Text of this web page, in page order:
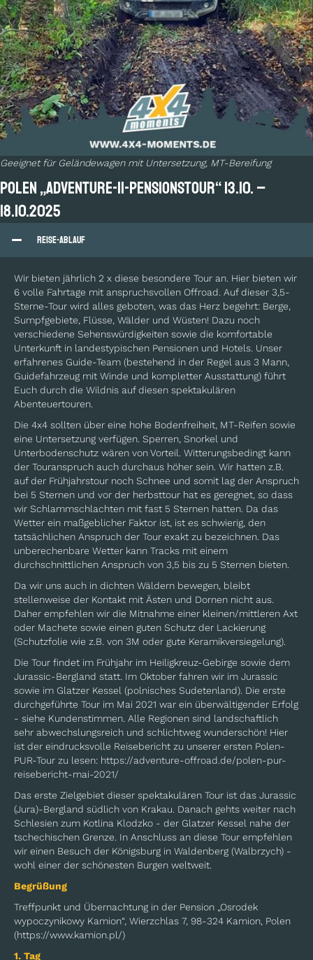
POLEN „Adventure-II-Pensionstour“ 13.10. –
18.10.2025
Reise-Ablauf
Wir bieten jährlich 2 x diese besondere Tour an. Hier bieten wir
6 volle Fahrtage mit anspruchsvollen Offroad. Auf dieser 3,5-
Sterne-Tour wird alles geboten, was das Herz begehrt: Berge,
Sumpfgebiete, Flüsse, Wälder und Wüsten! Dazu noch
verschiedene Sehenswürdigkeiten sowie die komfortable
Unterkunft in landestypischen Pensionen und Hotels. Unser
erfahrenes Guide-Team (bestehend in der Regel aus 3 Mann,
Guidefahrzeug mit Winde und kompletter Ausstattung) führt
Euch durch die Wildnis auf diesen spektakulären
Abenteuertouren.
Die 4x4 sollten über eine hohe Bodenfreiheit, MT-Reifen sowie
eine Untersetzung verfügen. Sperren, Snorkel und
Unterbodenschutz wären von Vorteil. Witterungsbedingt kann
der Touranspruch auch durchaus höher sein. Wir hatten z.B.
auf der Frühjahrstour noch Schnee und somit lag der Anspruch
bei 5 Sternen und vor der herbsttour hat es geregnet, so dass
wir Schlammschlachten mit fast 5 Sternen hatten. Da das
Wetter ein maßgeblicher Faktor ist, ist es schwierig, den
tatsächlichen Anspruch der Tour exakt zu bezeichnen. Das
unberechenbare Wetter kann Tracks mit einem
durchschnittlichen Anspruch von 3,5 bis zu 5 Sternen bieten.
Da wir uns auch in dichten Wäldern bewegen, bleibt
stellenweise der Kontakt mit Ästen und Dornen nicht aus.
Daher empfehlen wir die Mitnahme einer kleinen/mittleren Axt
oder Machete sowie einen guten Schutz der Lackierung
(Schutzfolie wie z.B. von 3M oder gute Keramikversiegelung).
Die Tour findet im Frühjahr im Heiligkreuz-Gebirge sowie dem
Jurassic-Bergland statt. Im Oktober fahren wir im Jurassic
sowie im Glatzer Kessel (polnisches Sudetenland). Die erste
durchgeführte Tour im Mai 2021 war ein überwältigender Erfolg
- siehe Kundenstimmen. Alle Regionen sind landschaftlich
sehr abwechslungsreich und schlichtweg wunderschön! Hier
ist der eindrucksvolle Reisebericht zu unserer ersten Polen-
PUR-Tour zu lesen: https://adventure-offroad.de/polen-pur-
reisebericht-mai-2021/
Das erste Zielgebiet dieser spektakulären Tour ist das Jurassic
(Jura)-Bergland südlich von Krakau. Danach gehts weiter nach
Schlesien zum Kotlina Klodzko - der Glatzer Kessel nahe der
tschechischen Grenze. In Anschluss an diese Tour empfehlen
wir einen Besuch der Königsburg in Waldenberg (Walbrzych) -
wohl einer der schönesten Burgen weltweit.
Begrüßung
Treffpunkt und Übernachtung in der Pension „Osrodek
wypoczynikowy Kamion“, Wierzchlas 7, 98-324 Kamion, Polen
(https://www.kamion.pl/)
1. Tag
Geeignet für Geländewagen mit Untersetzung, MT-Bereifung